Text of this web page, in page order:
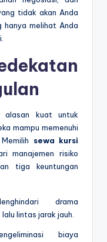
tidak akan Anda
hanya melihat Anda
alasan kuat untuk
mampu memenuhi
sewa kursi
manajemen risiko
tiga keuntungan
drama
lintas jarak jauh.
biaya